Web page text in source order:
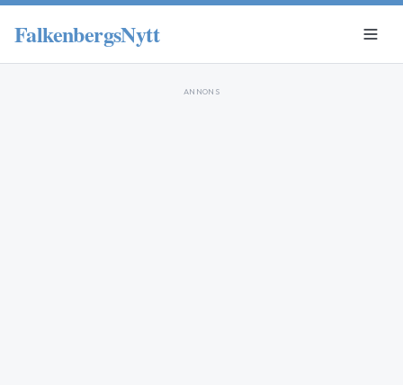
FalkenbergsNytt
ANNONS